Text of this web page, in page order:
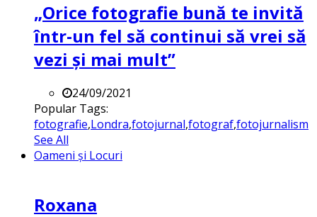
„Orice fotografie bună te invită
într-un fel să continui să vrei să
vezi și mai mult”
24/09/2021
Popular Tags:
fotografie,Londra,fotojurnal,fotograf,fotojurnalism
See All
Oameni și Locuri
Roxana